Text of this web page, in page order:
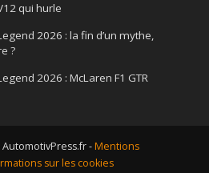
qui hurle
2026 : la fin d’un mythe,
?
2026 : McLaren F1 GTR
-Mentions
sur les cookies